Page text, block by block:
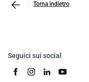
Torna indietro
Seguici sui social